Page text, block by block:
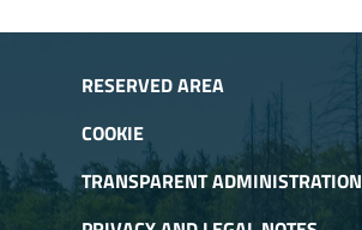
RESERVED AREA
COOKIE
TRANSPARENT ADMINISTRATION